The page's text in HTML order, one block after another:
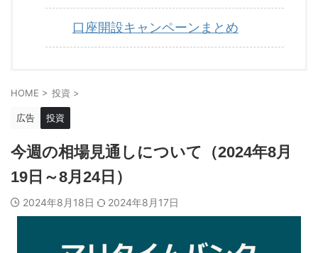
口座開設キャンペーンまとめ
HOME > 投資 >
広告 投資
今週の相場見通しについて（2024年8月
19日～8月24日）
2024年8月18日 2024年8月17日